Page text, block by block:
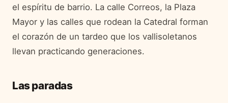
el espíritu de barrio. La calle Correos, la Plaza
Mayor y las calles que rodean la Catedral forman
el corazón de un tardeo que los vallisoletanos
llevan practicando generaciones.
Las paradas